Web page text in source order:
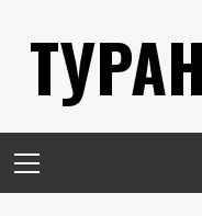
содержимому
меню